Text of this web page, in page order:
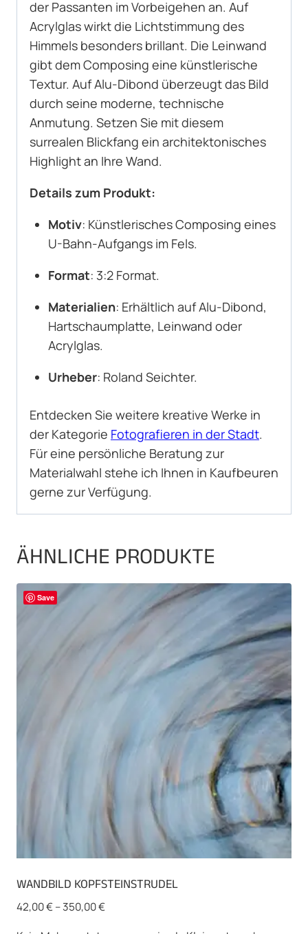
der Passanten im Vorbeigehen an. Auf
Acrylglas wirkt die Lichtstimmung des
Himmels besonders brillant. Die Leinwand
gibt dem Composing eine künstlerische
Textur. Auf Alu-Dibond überzeugt das Bild
durch seine moderne, technische
Anmutung. Setzen Sie mit diesem
surrealen Blickfang ein architektonisches
Highlight an Ihre Wand.
Details zum Produkt:
Motiv: Künstlerisches Composing eines
U-Bahn-Aufgangs im Fels.
Format: 3:2 Format.
Materialien: Erhältlich auf Alu-Dibond,
Hartschaumplatte, Leinwand oder
Acrylglas.
Urheber: Roland Seichter.
Entdecken Sie weitere kreative Werke in
der Kategorie Fotografieren in der Stadt.
Für eine persönliche Beratung zur
Materialwahl stehe ich Ihnen in Kaufbeuren
gerne zur Verfügung.
ÄHNLICHE PRODUKTE
Save
WANDBILD KOPFSTEINSTRUDEL
42,00€–350,00€